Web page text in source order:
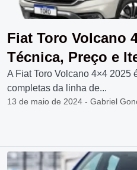
Fiat Toro Volcano
Técnica, Preço e
A Fiat Toro Volcano 4×4 2025
completas da linha de...
13 de maio de 2024 - Gabriel